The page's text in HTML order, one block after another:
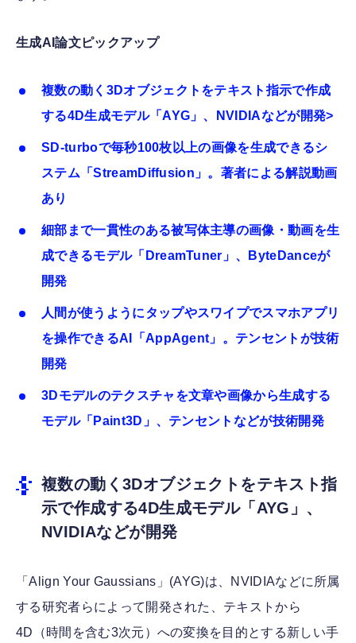
生成AI論文ピックアップ
複数の動く3Dオブジェクトをテキスト指示で作成
する4D生成モデル「AYG」、NVIDIAなどが開発>
SD-turboで毎秒100枚以上の画像を生成できるシ
ステム「StreamDiffusion」。著者による解説動画
あり
細部まで一貫性のある被写体主導の画像・動画を生
成できるモデル「DreamTuner」、ByteDanceが
開発
人間が使うようにタップやスワイプでスマホアプリ
を操作できるAI「AppAgent」。テンセントが技術
開発
3Dモデルのテクスチャを文章や画像から生成する
モデル「Paint3D」、テンセントなどが技術開発
複数の動く3Dオブジェクトをテキスト指
示で作成する4D生成モデル「AYG」、
NVIDIAなどが開発
「Align Your Gaussians」(AYG)は、NVIDIAなどに所属
する研究者らによって開発された、テキストから
4D（時間を含む3次元）への変換を目的とする新しい手